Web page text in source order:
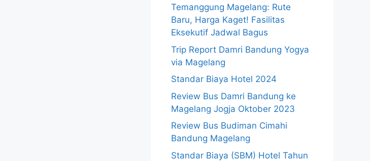
Temanggung Magelang: Rute
Baru, Harga Kaget! Fasilitas
Eksekutif Jadwal Bagus
Trip Report Damri Bandung Yogya
via Magelang
Standar Biaya Hotel 2024
Review Bus Damri Bandung ke
Magelang Jogja Oktober 2023
Review Bus Budiman Cimahi
Bandung Magelang
Standar Biaya (SBM) Hotel Tahun